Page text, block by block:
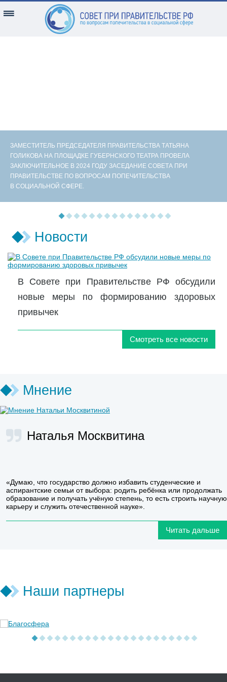
ЗАМЕСТИТЕЛЬ ПРЕДСЕДАТЕЛЯ ПРАВИТЕЛЬСТВА ТАТЬЯНА
ГОЛИКОВА НА ПЛОЩАДКЕ ГУБЕРНСКОГО ТЕАТРА ПРОВЕЛА
ЗАКЛЮЧИТЕЛЬНОЕ В 2024 ГОДУ ЗАСЕДАНИЕ СОВЕТА ПРИ
ПРАВИТЕЛЬСТВЕ ПО ВОПРОСАМ ПОПЕЧИТЕЛЬСТВА
В СОЦИАЛЬНОЙ СФЕРЕ.
Новости
В Совете при Правительстве РФ обсудили
новые меры по формированию здоровых
привычек
Смотреть все новости
Мнение
Наталья Москвитина
«Думаю, что государство должно избавить студенческие и
аспирантские семьи от выбора: родить ребёнка или продолжать
образование и получать учёную степень, то есть строить научную
карьеру и служить отечественной науке».
Читать дальше
Наши партнеры